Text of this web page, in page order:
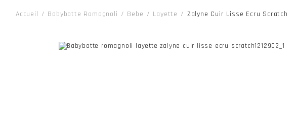
Accueil Babybotte Romagnoli Bebe Layette Zalyne Cuir Lisse Ecru Scratch